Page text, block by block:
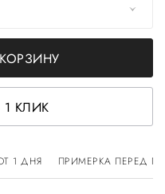
1 КЛИК
1 ДНЯ ПРИМЕРКА ПЕРЕД